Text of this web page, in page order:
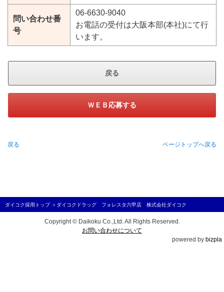
問い合わせ番
号
06-6630-9040
お電話の受付は大阪本部(本社)にて行
います。
戻る
ＷＥＢ応募する
戻る ページトップへ戻る
ダイコク採用トップ ＞ ダイコクドラッグ フォレスタ六甲店 株式会社ダイコク
Copyright © Daikoku Co.,Ltd. All Rights Reserved.
お問い合わせについて
powered by bizpla